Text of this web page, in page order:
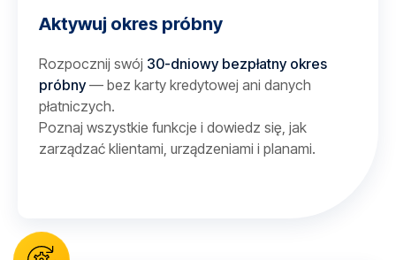
Aktywuj okres próbny
Rozpocznij swój 30-dniowy bezpłatny okres
próbny— bez karty kredytowej ani danych
płatniczych.
Poznaj wszystkie funkcje i dowiedz się, jak
zarządzać klientami, urządzeniami i planami.